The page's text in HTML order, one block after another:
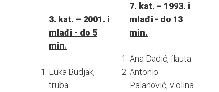
3. kat. – 2001. i
mlađi - do 5
min.
Luka Budjak,
truba
7. kat. – 1993. i
mlađi - do 13
min.
Ana Dadić, flauta
Antonio
Palanović, violina